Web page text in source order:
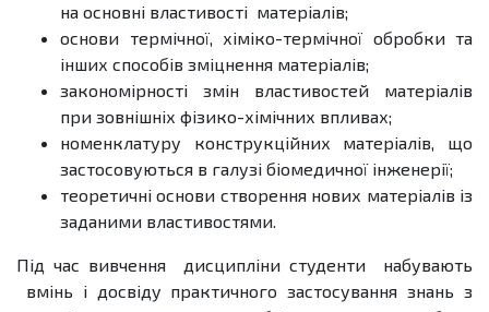
на основні властивості матеріалів;
основи термічної, хіміко-термічної обробки та
інших способів зміцнення матеріалів;
закономірності змін властивостей матеріалів
при зовнішніх фізико-хімічних впливах;
номенклатуру конструкційних матеріалів, що
застосовуються в галузі біомедичної інженерії;
теоретичні основи створення нових матеріалів із
заданими властивостями.
Під час вивчення дисципліни студенти набувають
вмінь і досвіду практичного застосування знань з